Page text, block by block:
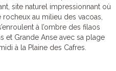
site naturel impressionnant où
au milieu des vacoas,
à l’ombre des filaos
et Grande Anse avec sa plage
à la Plaine des Cafres.